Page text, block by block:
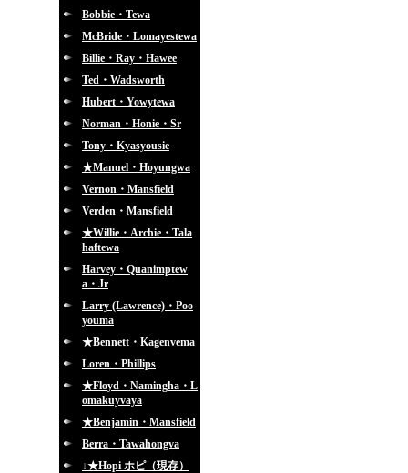
Bobbie・Tewa
McBride・Lomayestewa
Billie・Ray・Hawee
Ted・Wadsworth
Hubert・Yowytewa
Norman・Honie・Sr
Tony・Kyasyousie
★Manuel・Hoyungwa
Vernon・Mansfield
Verden・Mansfield
★Willie・Archie・Tala
haftewa
Harvey・Quanimptew
a・Jr
Larry (Lawrence)・Poo
youma
★Bennett・Kagenvema
Loren・Phillips
★Floyd・Namingha・L
omakuyvaya
★Benjamin・Mansfield
Berra・Tawahongva
↓★Hopi ホピ（現存）